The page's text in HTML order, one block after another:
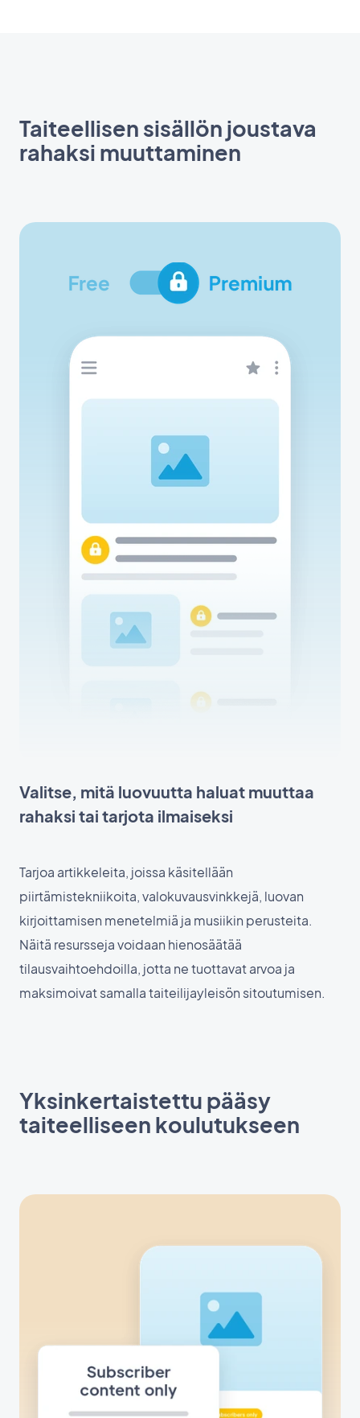
Taiteellisen sisällön joustava
rahaksi muuttaminen
Valitse, mitä luovuutta haluat muuttaa
rahaksi tai tarjota ilmaiseksi
Tarjoa artikkeleita, joissa käsitellään
piirtämistekniikoita, valokuvausvinkkejä, luovan
kirjoittamisen menetelmiä ja musiikin perusteita.
Näitä resursseja voidaan hienosäätää
tilausvaihtoehdoilla, jotta ne tuottavat arvoa ja
maksimoivat samalla taiteilijayleisön sitoutumisen.
Yksinkertaistettu pääsy
taiteelliseen koulutukseen